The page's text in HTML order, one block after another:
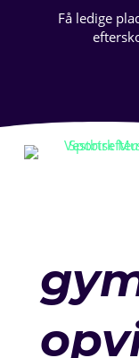
Få ledige